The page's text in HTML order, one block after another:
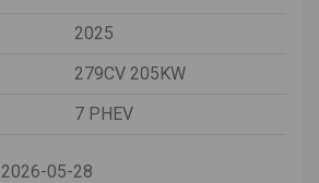
2025
279CV 205KW
7 PHEV
2026-05-28